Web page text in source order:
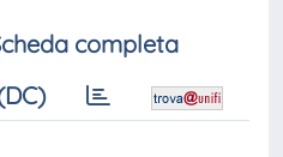
completa